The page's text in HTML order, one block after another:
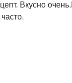
Вкусно